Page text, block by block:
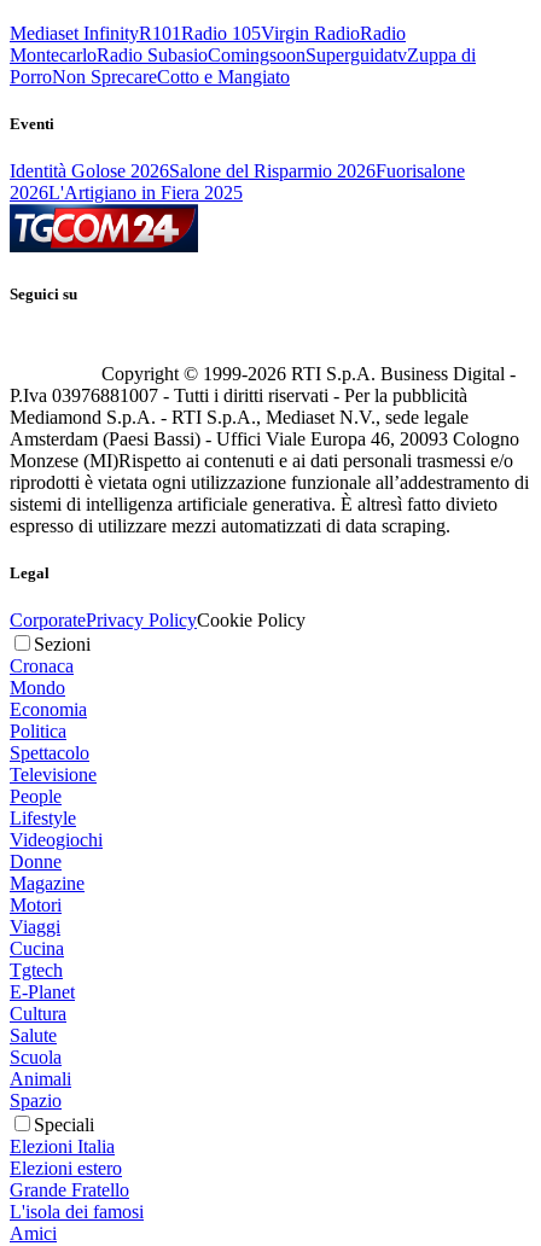
Mediaset InfinityR101Radio 105Virgin RadioRadio
MontecarloRadio SubasioComingsoonSuperguidatvZuppa di
PorroNon SprecareCotto e Mangiato
Eventi
Identità Golose 2026Salone del Risparmio 2026Fuorisalone
2026L'Artigiano in Fiera 2025
Seguici su
Copyright © 1999-2026 RTI S.p.A. Business Digital -
P.Iva 03976881007 - Tutti i diritti riservati - Per la pubblicità
Mediamond S.p.A. - RTI S.p.A., Mediaset N.V., sede legale
Amsterdam (Paesi Bassi) - Uffici Viale Europa 46, 20093 Cologno
Monzese (MI)Rispetto ai contenuti e ai dati personali trasmessi e/o
riprodotti è vietata ogni utilizzazione funzionale all’addestramento di
sistemi di intelligenza artificiale generativa. È altresì fatto divieto
espresso di utilizzare mezzi automatizzati di data scraping.
Legal
CorporatePrivacy PolicyCookie Policy
Sezioni
Cronaca
Mondo
Economia
Politica
Spettacolo
Televisione
People
Lifestyle
Videogiochi
Donne
Magazine
Motori
Viaggi
Cucina
Tgtech
E-Planet
Cultura
Salute
Scuola
Animali
Spazio
Speciali
Elezioni Italia
Elezioni estero
Grande Fratello
L'isola dei famosi
Amici